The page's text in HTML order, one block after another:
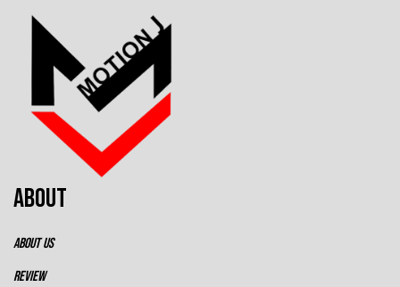
ABOUT
ABOUT US
REVIEW